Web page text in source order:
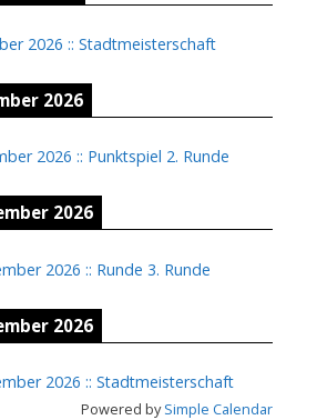
2026 :: Stadtmeisterschaft
2026
2026 :: Punktspiel 2. Runde
2026
2026 :: Runde 3. Runde
2026
2026 :: Stadtmeisterschaft
Powered bySimple Calendar